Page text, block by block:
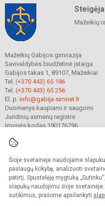
Šioje svetainėje naudojame
paslaugų kokybę, analizuoti
patirtį. Spustelėję mygtuką
slapukų naudojimu šioje
sutikimus, prašome apsilankyti
Steigėja
Mažeikių
Mažeikių Gabijos gimnazija
Savivaldybės biudžetinė įstaiga
Gabijos takas 1, 89107, Mažeikiai
Tel. (+370 443) 65 186
Tel. (+370 443) 65 256
El. p. info@gabija.simnet.lt
Duomenys kaupiami ir saugomi
Juridinių asmenų registre
Įmonės kodas 190176796
© 2023. Mažeikių Gabijos
Kopijuoti turinį be raštiško
Prieinamumo
Sumanus būdas atnaujinti